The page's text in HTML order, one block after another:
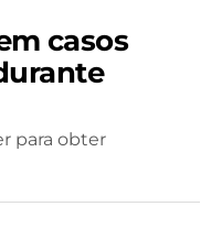
casos
para obter